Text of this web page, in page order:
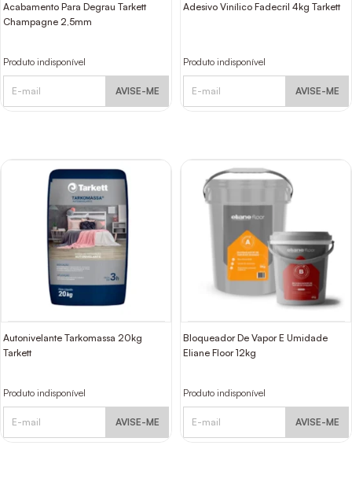
Acabamento Para Degrau Tarkett
Champagne 2,5mm
Produto indisponível
AVISE-ME
Adesivo Vinílico Fadecril 4kg Tarkett
Produto indisponível
AVISE-ME
Autonivelante Tarkomassa 20kg
Tarkett
Produto indisponível
AVISE-ME
Bloqueador De Vapor E Umidade
Eliane Floor 12kg
Produto indisponível
AVISE-ME